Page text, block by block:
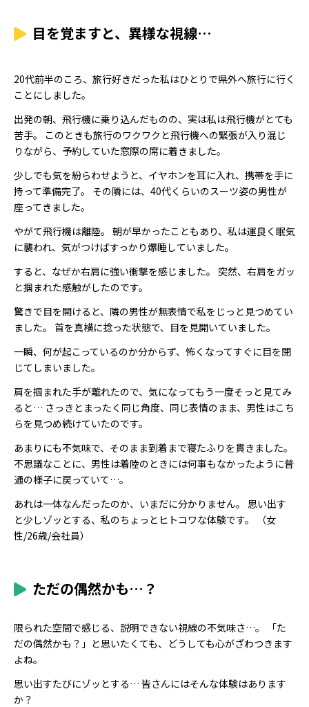
目を覚ますと、異様な視線…
20代前半のころ、旅行好きだった私はひとりで県外へ旅行に行く
ことにしました。
出発の朝、飛行機に乗り込んだものの、実は私は飛行機がとても
苦手。 このときも旅行のワクワクと飛行機への緊張が入り混じ
りながら、予約していた窓際の席に着きました。
少しでも気を紛らわせようと、イヤホンを耳に入れ、携帯を手に
持って準備完了。 その隣には、40代くらいのスーツ姿の男性が
座ってきました。
やがて飛行機は離陸。 朝が早かったこともあり、私は運良く眠気
に襲われ、気がつけばすっかり爆睡していました。
すると、なぜか右肩に強い衝撃を感じました。 突然、右肩をガッ
と掴まれた感触がしたのです。
驚きで目を開けると、隣の男性が無表情で私をじっと見つめてい
ました。 首を真横に捻った状態で、目を見開いていました。
一瞬、何が起こっているのか分からず、怖くなってすぐに目を閉
じてしまいました。
肩を掴まれた手が離れたので、気になってもう一度そっと見てみ
ると… さっきとまったく同じ角度、同じ表情のまま、男性はこち
らを見つめ続けていたのです。
あまりにも不気味で、そのまま到着まで寝たふりを貫きました。
不思議なことに、男性は着陸のときには何事もなかったように普
通の様子に戻っていて…。
あれは一体なんだったのか、いまだに分かりません。 思い出す
と少しゾッとする、私のちょっとヒトコワな体験です。 （女
性/26歳/会社員）
ただの偶然かも…？
限られた空間で感じる、説明できない視線の不気味さ…。 「た
だの偶然かも？」と思いたくても、どうしても心がざわつきます
よね。
思い出すたびにゾッとする… 皆さんにはそんな体験はあります
か？